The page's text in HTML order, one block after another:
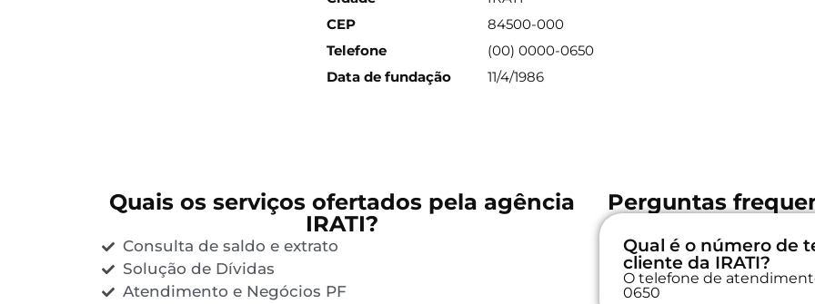
CEP
84500-000
Telefone
(00) 0000-0650
Data de fundação
11/4/1986
Quais os serviços ofertados pela agência
IRATI?
Consulta de saldo e extrato
Solução de Dívidas
Atendimento e Negócios PF
Perguntas
Qual é o número de
cliente da IRATI?
O telefone de
0650